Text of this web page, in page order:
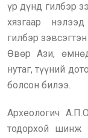
үр дүнд гилбэр
хязгаар
гилбэр
Өвөр Ази,
нутаг, түүний
болсон билээ.
Археологич
тодорхой шинж